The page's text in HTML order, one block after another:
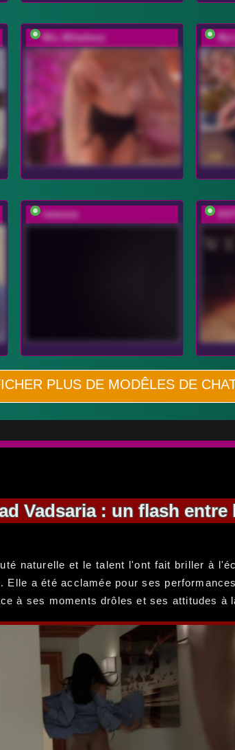
Mia_Milasheva
rewuosa
PLUS DE MODÊLES DE
Vadsaria : un flash
naturelle et le talent l'ont fait briller à
a été acclamée pour ses
à ses moments drôles et ses attitudes à